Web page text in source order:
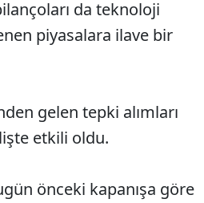
da teknoloji
piyasalara ilave bir
gelen tepki alımları
etkili oldu.
önceki kapanışa göre